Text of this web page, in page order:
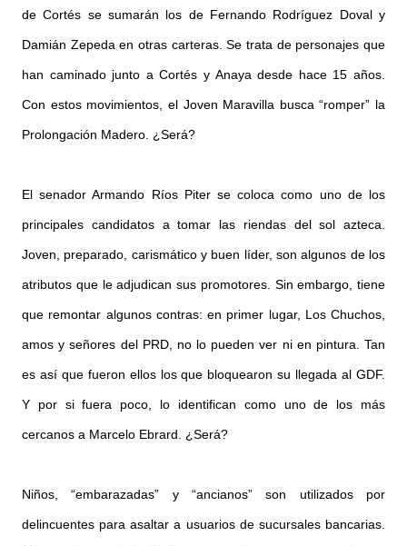
de Cortés se sumarán los de Fernando Rodríguez Doval y
Damián Zepeda en otras carteras. Se trata de personajes que
han caminado junto a Cortés y Anaya desde hace 15 años.
Con estos movimientos, el Joven Maravilla busca “romper” la
Prolongación Madero. ¿Será?
El senador Armando Ríos Piter se coloca como uno de los
principales candidatos a tomar las riendas del sol azteca.
Joven, preparado, carismático y buen líder, son algunos de los
atributos que le adjudican sus promotores. Sin embargo, tiene
que remontar algunos contras: en primer lugar, Los Chuchos,
amos y señores del PRD, no lo pueden ver ni en pintura. Tan
es así que fueron ellos los que bloquearon su llegada al GDF.
Y por si fuera poco, lo identifican como uno de los más
cercanos a Marcelo Ebrard. ¿Será?
Niños, “embarazadas” y “ancianos” son utilizados por
delincuentes para asaltar a usuarios de sucursales bancarias.